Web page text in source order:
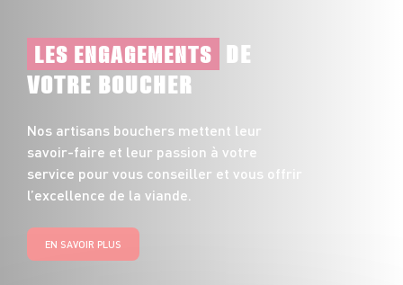
LES ENGAGEMENTS DE
VOTRE BOUCHER
Nos artisans bouchers mettent leur
savoir-faire et leur passion à votre
service pour vous conseiller et vous offrir
l’excellence de la viande.
EN SAVOIR PLUS